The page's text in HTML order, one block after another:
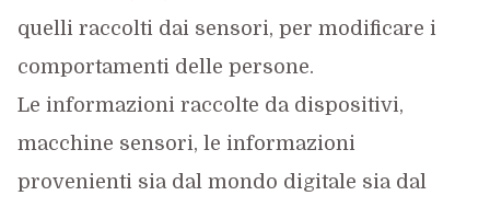
quelli raccolti dai sensori, per modificare i
comportamenti delle persone.
Le informazioni raccolte da dispositivi,
macchine sensori, le informazioni
provenienti sia dal mondo digitale sia dal